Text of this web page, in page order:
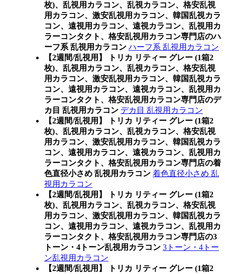
枚)、乱視用カラコン、乱視カラコン、格安乱視
用カラコン、激安乱視用カラコン、韓国乱視カラ
コン、遠視用カラコン、遠視カラコン、乱視用カ
ラーコンタクト、格安乱視用カラコン専門店のハ
ーフ系 乱視用カラコン ハーフ系 乱視用カラコン
【2週間/乱視用】 トリカ リティー グレー (1箱2
枚)、乱視用カラコン、乱視カラコン、格安乱視
用カラコン、激安乱視用カラコン、韓国乱視カラ
コン、遠視用カラコン、遠視カラコン、乱視用カ
ラーコンタクト、格安乱視用カラコン専門店のデ
カ目 乱視用カラコン デカ目 乱視用カラコン
【2週間/乱視用】 トリカ リティー グレー (1箱2
枚)、乱視用カラコン、乱視カラコン、格安乱視
用カラコン、激安乱視用カラコン、韓国乱視カラ
コン、遠視用カラコン、遠視カラコン、乱視用カ
ラーコンタクト、格安乱視用カラコン専門店の着
色直径小さめ 乱視用カラコン 着色直径小さめ 乱
視用カラコン
【2週間/乱視用】 トリカ リティー グレー (1箱2
枚)、乱視用カラコン、乱視カラコン、格安乱視
用カラコン、激安乱視用カラコン、韓国乱視カラ
コン、遠視用カラコン、遠視カラコン、乱視用カ
ラーコンタクト、格安乱視用カラコン専門店の3
トーン・4トーン乱視用カラコン 3トーン・4トー
ン乱視用カラコン
【2週間/乱視用】 トリカ リティー グレー (1箱2